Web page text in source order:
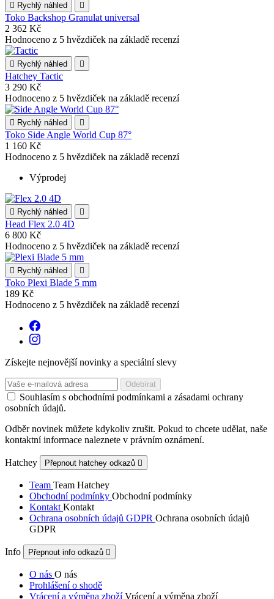
 Rychlý náhled 
Toko Backshop Granulat universal
2 362 Kč
Hodnoceno z 5 hvězdiček na základě recenzí
 Rychlý náhled 
Hatchey Tactic
3 290 Kč
Hodnoceno z 5 hvězdiček na základě recenzí
 Rychlý náhled 
Toko Side Angle World Cup 87°
1 160 Kč
Hodnoceno z 5 hvězdiček na základě recenzí
Výprodej
 Rychlý náhled 
Head Flex 2.0 4D
6 800 Kč
Hodnoceno z 5 hvězdiček na základě recenzí
 Rychlý náhled 
Toko Plexi Blade 5 mm
189 Kč
Hodnoceno z 5 hvězdiček na základě recenzí
Získejte nejnovější novinky a speciální slevy
Souhlasím s obchodními podmínkami a zásadami ochrany
osobních údajů.
Odběr novinek můžete kdykoliv zrušit. Pokud to chcete udělat, naše
kontaktní informace naleznete v právním oznámení.
Hatchey Přepnout hatchey odkazů 
Team Team Hatchey
Obchodní podmínky Obchodní podmínky
KontaktKontakt
Ochrana osobních údajů GDPR Ochrana osobních údajů
GDPR
Info Přepnout info odkazů 
O nás O nás
Prohlášení o shodě
Vrácení a výměna zboží Vrácení a výměna zboží